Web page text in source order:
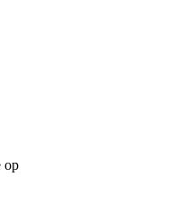
op